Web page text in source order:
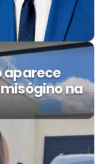
aparece
na